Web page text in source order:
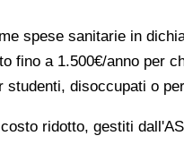
spese sanitarie in
fino a 1.500€/anno per
studenti, disoccupati o
ridotto, gestiti